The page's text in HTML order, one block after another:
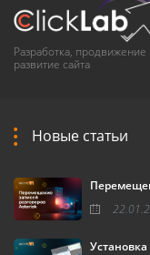
Разработка, продвижение
развитие сайта
Новые статьи